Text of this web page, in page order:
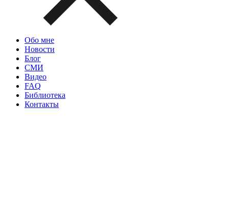
Обо мне
Новости
Блог
СМИ
Видео
FAQ
Библиотека
Контакты